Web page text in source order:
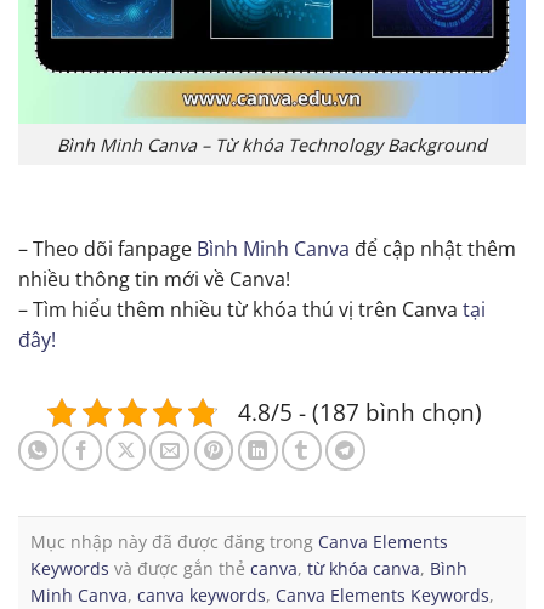
Bình Minh Canva – Từ khóa Technology Background
– Theo dõi fanpage Bình Minh Canva để cập nhật thêm
nhiều thông tin mới về Canva!
– Tìm hiểu thêm nhiều từ khóa thú vị trên Canva tại
đây!
4.8/5 - (187 bình chọn)
Mục nhập này đã được đăng trong Canva Elements
Keywords và được gắn thẻ canva, từ khóa canva, Bình
Minh Canva, canva keywords, Canva Elements Keywords,